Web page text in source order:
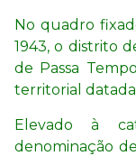
No quadro
1943, o distrito
de Passa
territorial datada
Elevado à
denominação